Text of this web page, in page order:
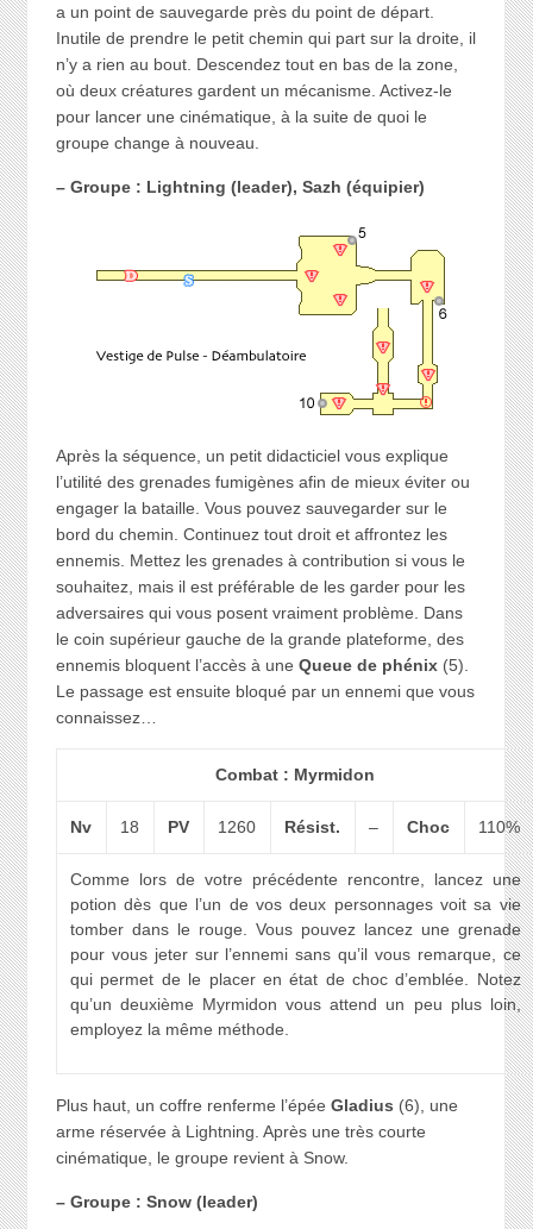
a un point de sauvegarde près du point de départ.
Inutile de prendre le petit chemin qui part sur la droite, il
n’y a rien au bout. Descendez tout en bas de la zone,
où deux créatures gardent un mécanisme. Activez-le
pour lancer une cinématique, à la suite de quoi le
groupe change à nouveau.
– Groupe : Lightning (leader), Sazh (équipier)
Après la séquence, un petit didacticiel vous explique
l’utilité des grenades fumigènes afin de mieux éviter ou
engager la bataille. Vous pouvez sauvegarder sur le
bord du chemin. Continuez tout droit et affrontez les
ennemis. Mettez les grenades à contribution si vous le
souhaitez, mais il est préférable de les garder pour les
adversaires qui vous posent vraiment problème. Dans
le coin supérieur gauche de la grande plateforme, des
ennemis bloquent l’accès à une Queue de phénix(5).
Le passage est ensuite bloqué par un ennemi que vous
connaissez…
Combat : Myrmidon
Nv 18 PV 1260 Résist. – Choc 110%
Comme lors de votre précédente rencontre, lancez une
potion dès que l’un de vos deux personnages voit sa vie
tomber dans le rouge. Vous pouvez lancez une grenade
pour vous jeter sur l’ennemi sans qu’il vous remarque, ce
qui permet de le placer en état de choc d’emblée. Notez
qu’un deuxième Myrmidon vous attend un peu plus loin,
employez la même méthode.
Plus haut, un coffre renferme l’épée Gladius (6), une
arme réservée à Lightning. Après une très courte
cinématique, le groupe revient à Snow.
– Groupe : Snow (leader)